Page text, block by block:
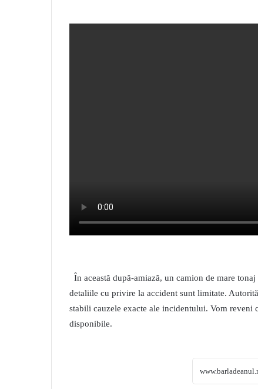
În această după-amiază, un camion de mare
detaliile cu privire la accident sunt limitate.
stabili cauzele exacte ale incidentului. Vom reveni
disponibile.